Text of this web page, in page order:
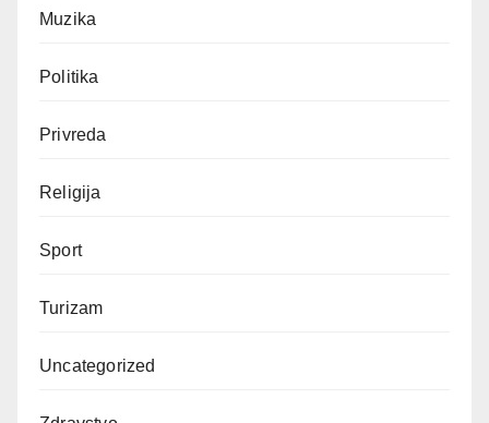
Muzika
Politika
Privreda
Religija
Sport
Turizam
Uncategorized